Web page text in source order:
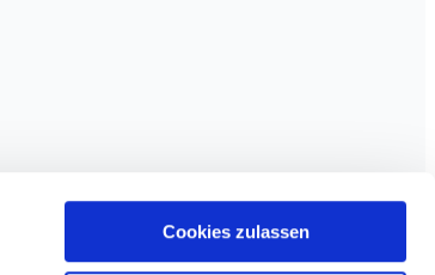
Cookies zulassen